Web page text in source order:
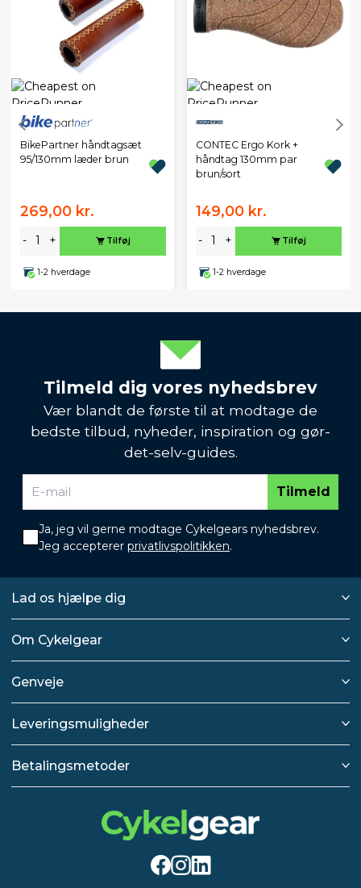
BikePartner håndtagsæt
95/130mm læder brun
269,00 kr.
- + Tilføj
1-2 hverdage
CONTEC Ergo Kork +
håndtag 130mm par
brun/sort
149,00 kr.
- + Tilføj
1-2 hverdage
Tilmeld dig vores nyhedsbrev
Vær blandt de første til at modtage de
bedste tilbud, nyheder, inspiration og gør-
det-selv-guides.
Tilmeld
Ja, jeg vil gerne modtage Cykelgears nyhedsbrev.
Jeg accepterer privatlivspolitikken.
Lad os hjælpe dig
Om Cykelgear
Genveje
Leveringsmuligheder
Betalingsmetoder